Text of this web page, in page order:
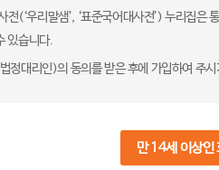
전(‘우리말샘’, ‘표준국어대사전’) 누리집
있습니다.
정대리인)의 동의를 받은 후에 가입하여 주
만 14세 이상인